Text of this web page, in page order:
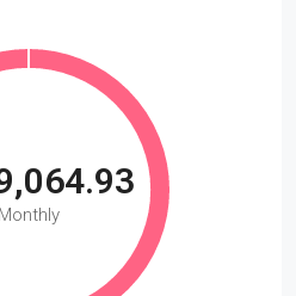
Monthly